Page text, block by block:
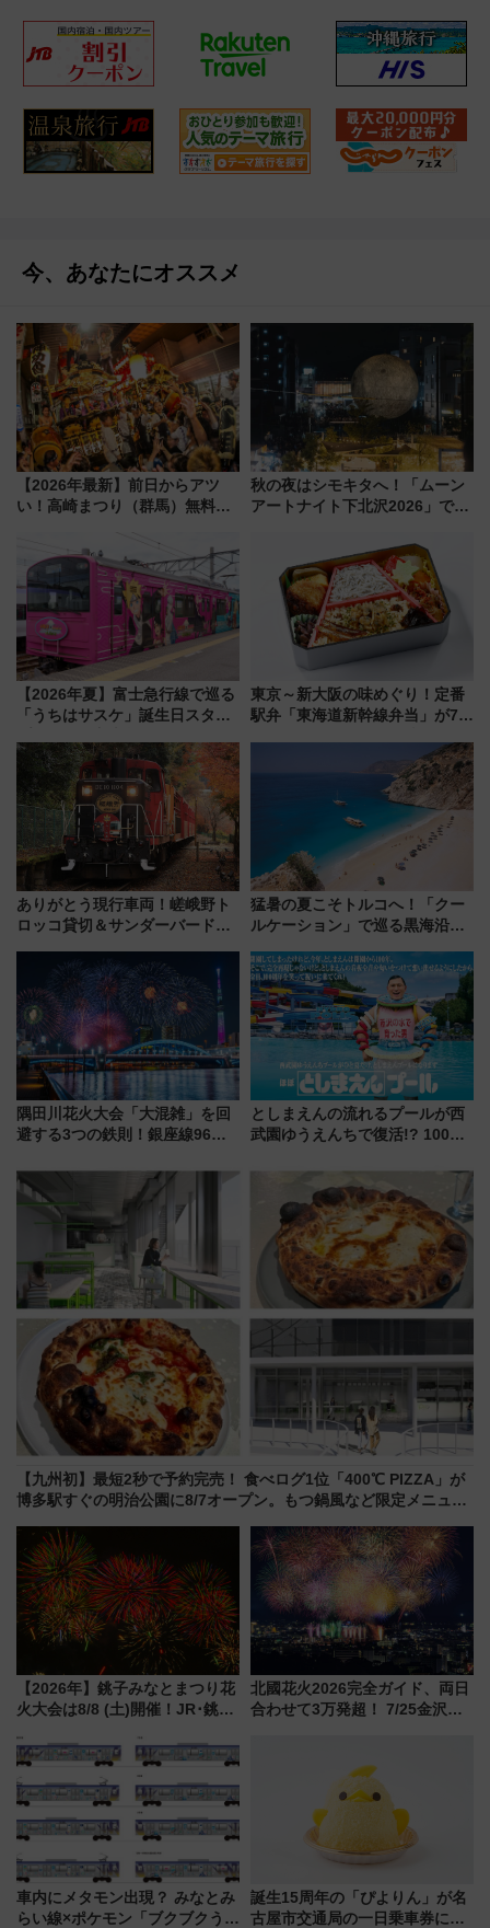
今、あなたにオススメ
【2026年最新】前日からアツ
い！高崎まつり（群馬）無料観
秋の夜はシモキタへ！「ムーン
アートナイト下北沢2026」でイ
【2026年夏】富士急行線で巡る
「うちはサスケ」誕生日スタン
定グルメ＆グッズ徹底ガイド
東京～新大阪の味めぐり！定番
駅弁「東海道新幹線弁当」が7月
ありがとう現行車両！嵯峨野ト
ロッコ貸切＆サンダーバードレ
斉藤雪乃＆福原トシヒロと行
く！9月13日「京都の鉄道満喫
ツアー」開催
猛暑の夏こそトルコへ！「クー
ルケーション」で巡る黒海沿岸
連検索数が前年比237％増、ナ
ショジオも認める『2026年に訪
れるべき世界の旅先』
隅田川花火大会「大混雑」を回
避する3つの鉄則！銀座線96本
ツリー駅の規制まとめ 7/25開催
（2026年）
としまえんの流れるプールが西
武園ゆうえんちで復活!? 100周
イダー」に注目 2026年夏は所
沢へ遊びに行こう
【九州初】最短2秒で予約完売！ 食べログ1位「400℃ PIZZA」が
博多駅すぐの明治公園に8/7オープン。もつ鍋風など限定メニュー
【2026年】銚子みなとまつり花
火大会は8/8 (土)開催！JR･銚子
報、利根川に咲く8,000発の大迫
力＆屋台を満喫
北國花火2026完全ガイド、両日
合わせて3万発超！ 7/25金沢大
とめ（石川県）
車内にメタモン出現？ みなとみ
らい線×ポケモン「ブクブクうみ
誕生15周年の「ぴよりん」が名
古屋市交通局の一日乗車券に！